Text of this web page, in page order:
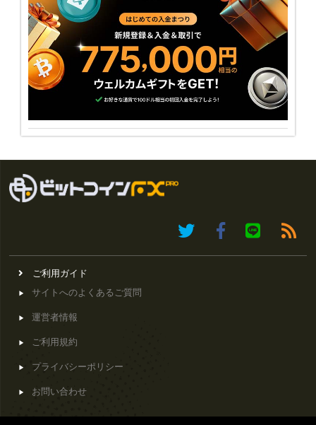
ご利用ガイド
サイトへのよくあるご質問
運営者情報
ご利用規約
プライバシーポリシー
お問い合わせ